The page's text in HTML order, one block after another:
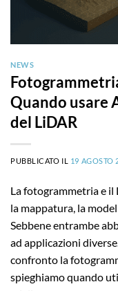
NEWS
Quando usare
del LiDAR
PUBBLICATO IL 19 AGOSTO
La fotogrammetria e il
la mappatura, la
Sebbene entrambe
ad applicazioni
confronto la
spieghiamo quando